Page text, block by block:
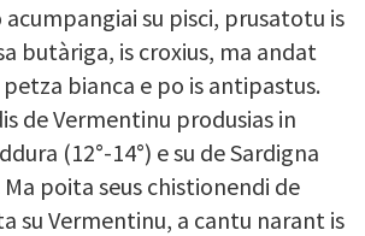
su pisci, prusatotu is
butàriga, is croxius, ma andat
bianca e po is antipastus.
de Vermentinu produsias in
(12°-14°) e su de Sardigna
Ma poita seus chistionendi de
su Vermentinu, a cantu narant is